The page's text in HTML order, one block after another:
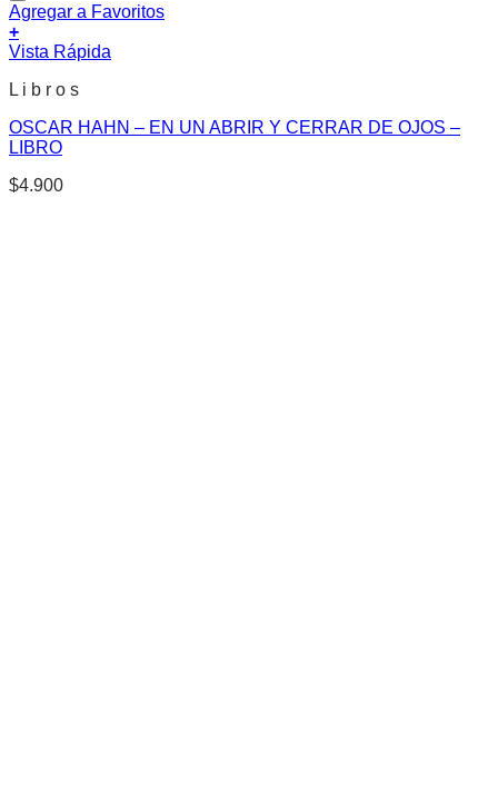
Agregar a Favoritos
+
Vista Rápida
L i b r o s
OSCAR HAHN – EN UN ABRIR Y CERRAR DE OJOS –
LIBRO
$4.900